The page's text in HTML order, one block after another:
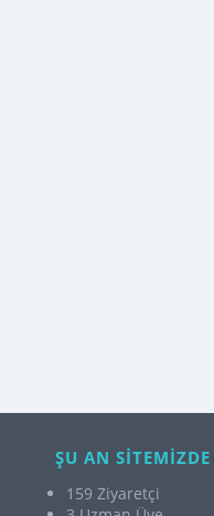
ŞU AN SİTEMİZDE
159 Ziyaretçi